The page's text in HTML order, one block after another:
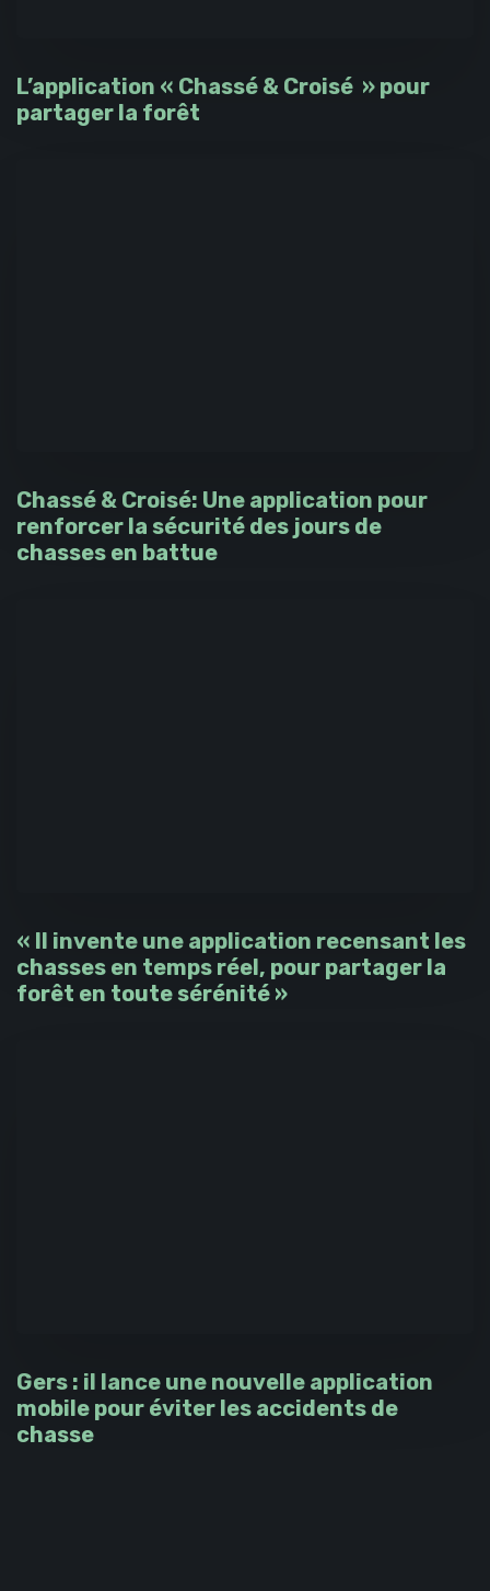
L’application « Chassé & Croisé » pour
partager la forêt
Chassé & Croisé: Une application pour
renforcer la sécurité des jours de
chasses en battue
« Il invente une application recensant les
chasses en temps réel, pour partager la
forêt en toute sérénité »
Gers : il lance une nouvelle application
mobile pour éviter les accidents de
chasse